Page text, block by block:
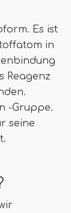
Es ist
in
Reagenz
-Gruppe.
seine